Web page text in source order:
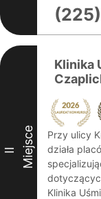
(225)
II Miejsce
Klinika
Przy ulicy
działa
Klinika